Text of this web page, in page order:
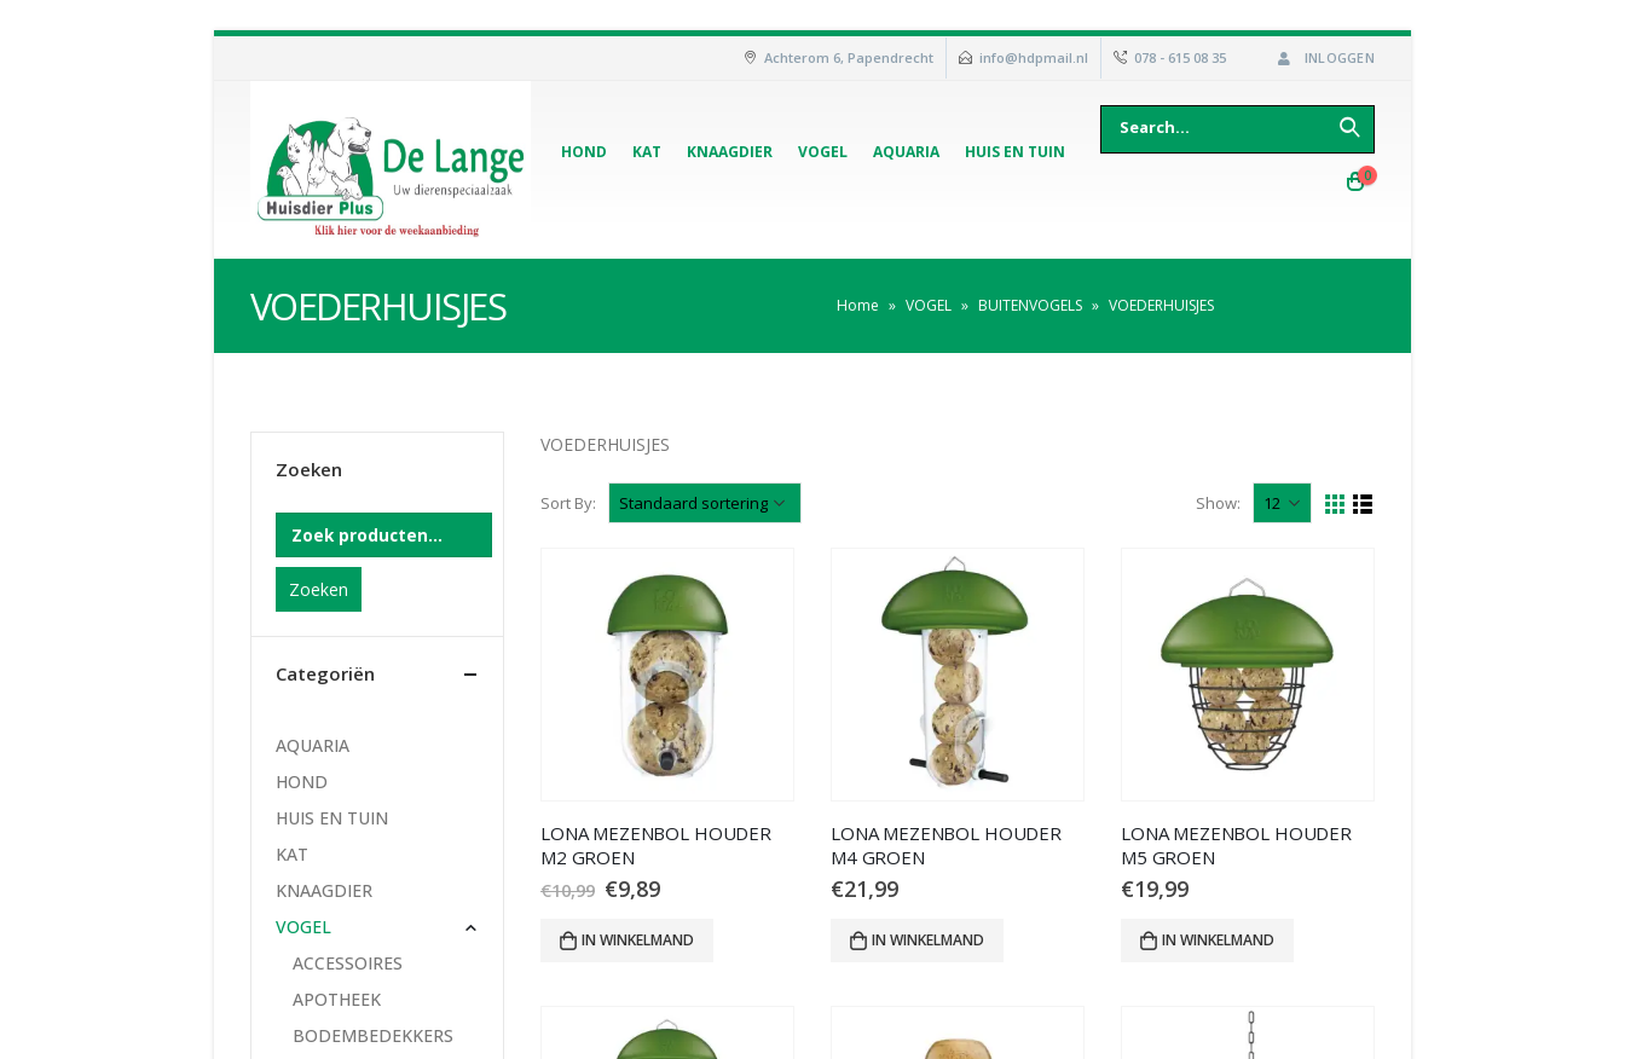
Achterom 6, Papendrecht info@hdpmail.nl 078 - 615 08 35 INLOGGEN
HOND KAT KNAAGDIER VOGEL AQUARIA HUIS EN TUIN
0
VOEDERHUISJES Home » VOGEL » BUITENVOGELS » VOEDERHUISJES
VOEDERHUISJES
Sort By: Show:
LONA MEZENBOL HOUDER
M2 GROEN
€10,99 €9,89
IN WINKELMAND
LONA MEZENBOL HOUDER
M4 GROEN
€21,99
IN WINKELMAND
LONA MEZENBOL HOUDER
M5 GROEN
€19,99
IN WINKELMAND
Zoeken
Zoeken
Categoriën
AQUARIA
HOND
HUIS EN TUIN
KAT
KNAAGDIER
VOGEL
ACCESSOIRES
APOTHEEK
BODEMBEDEKKERS